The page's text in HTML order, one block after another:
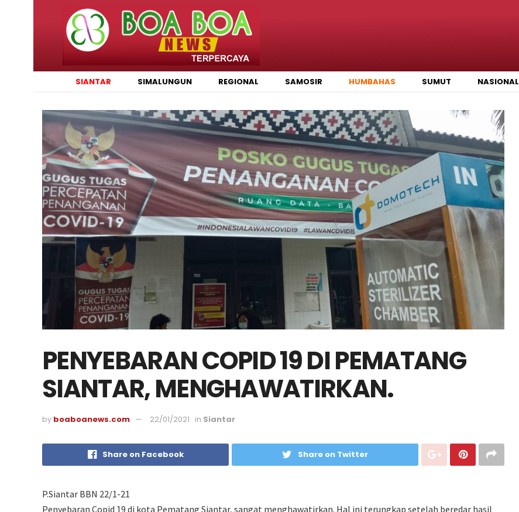
SIANTAR SIMALUNGUN REGIONAL SAMOSIR HUMBAHAS SUMUT NASIONAL
PENYEBARAN COPID 19 DI PEMATANG
SIANTAR, MENGHAWATIRKAN.
by boaboanews.com 22/01/2021 in Siantar
Share on Facebook Share on Twitter
P.Siantar BBN 22/1-21
Penyebaran Copid 19 di kota Pematang Siantar, sangat menghawatirkan. Hal ini terungkap setelah beredar hasil